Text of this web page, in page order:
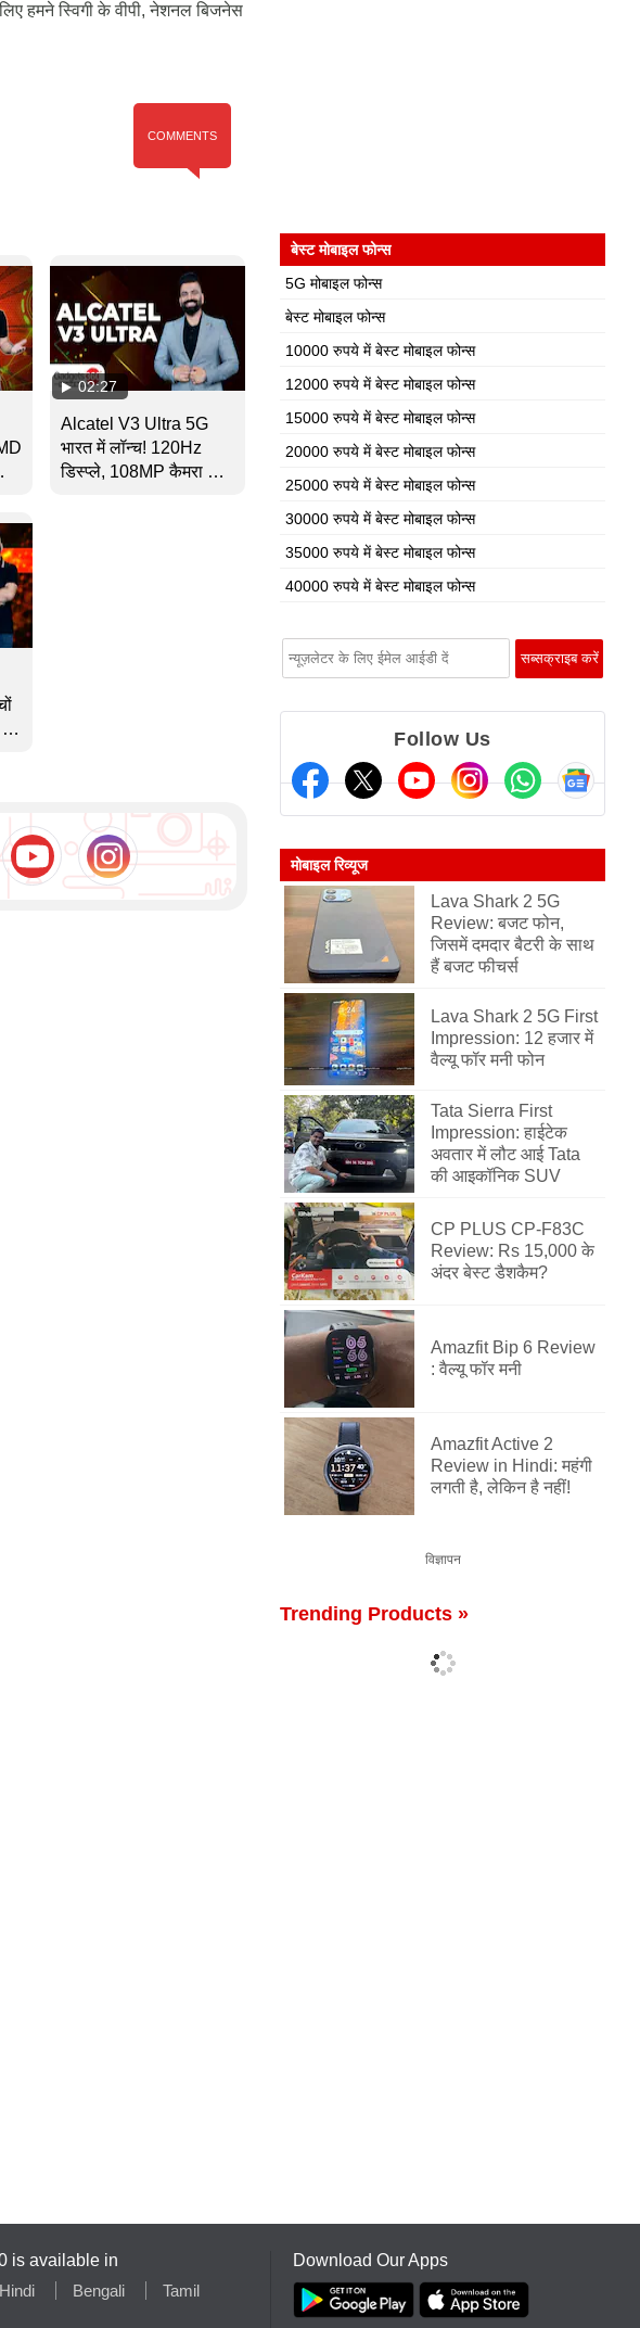
हमने स्विगी के वीपी, नेशनल बिजनेस
COMMENTS
02:27
Alcatel V3 Ultra 5G
भारत में लॉन्च! 120Hz
डिस्प्ले, 108MP कैमरा और
बेस्ट मोबाइल फोन्स
5G मोबाइल फोन्स
बेस्ट मोबाइल फोन्स
10000 रुपये में बेस्ट मोबाइल फोन्स
12000 रुपये में बेस्ट मोबाइल फोन्स
15000 रुपये में बेस्ट मोबाइल फोन्स
20000 रुपये में बेस्ट मोबाइल फोन्स
25000 रुपये में बेस्ट मोबाइल फोन्स
30000 रुपये में बेस्ट मोबाइल फोन्स
35000 रुपये में बेस्ट मोबाइल फोन्स
40000 रुपये में बेस्ट मोबाइल फोन्स
Follow Us
मोबाइल रिव्यूज
Lava Shark 2 5G
Review: बजट फोन,
जिसमें दमदार बैटरी के साथ
हैं बजट फीचर्स
Lava Shark 2 5G First
Impression: 12 हजार में
वैल्यू फॉर मनी फोन
Tata Sierra First
Impression: हाईटेक
अवतार में लौट आई Tata
की आइकॉनिक SUV
CP PLUS CP-F83C
Review: Rs 15,000 के
अंदर बेस्ट डैशकैम?
Amazfit Bip 6 Review
: वैल्यू फॉर मनी
Amazfit Active 2
Review in Hindi: महंगी
लगती है, लेकिन है नहीं!
विज्ञापन
Trending Products »
is available in
Hindi Bengali Tamil
Download Our Apps